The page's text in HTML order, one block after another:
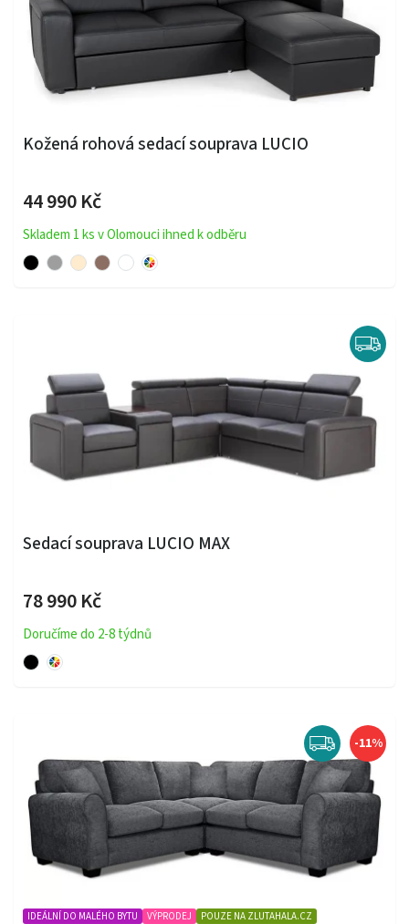
Kožená rohová sedací souprava LUCIO
44 990 Kč
Skladem 1 ks v Olomouci ihned k odběru
Sedací souprava LUCIO MAX
78 990 Kč
Doručíme do 2-8 týdnů
-11%
IDEÁLNÍ DO MALÉHO BYTU VÝPRODEJ POUZE NA ZLUTAHALA.CZ